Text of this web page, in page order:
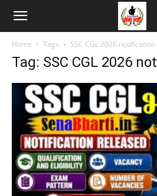
Home Tags SSC CGL 2026 notification
Tag: SSC CGL 2026